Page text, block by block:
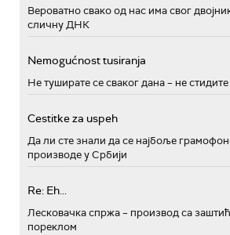
Вероватно свако од нас има свог
сличну ДНК
Nemogućnost tusiranja
Не туширате се сваког дана – не стидите
Cestitke za uspeh
Да ли сте знали да се најбоље
производе у Србији
Re: Eh...
Лесковачка спржа – производ са
пореклом